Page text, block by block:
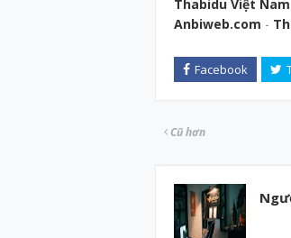
Thabidu Việt Nam
Anbiweb.com -
Cũ hơn